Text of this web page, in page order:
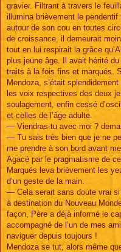
gravier. Filtrant à travers le
illumina brièvement le pendentif
autour de son cou en toutes
de croissance, il demeurait
tout en lui respirait la grâce
plus jeune âge. Il avait hérité
traits à la fois fins et marqués.
Mendoza, s’était
les voix respectives des deux
soulagement, enfin cessé
et celles de l’âge adulte.
— Viendras-tu avec moi ?
— Tu sais très bien que je ne
me prendre à son bord avant
Agacé par le pragmatisme de
Marqués leva brièvement les
d’un geste de la main.
— Cela serait sans doute vrai si
à destination du Nouveau
façon, Père a déjà informé le
accompagné de l’un de mes
naviguer depuis toujours !
Mendoza se tut, alors même